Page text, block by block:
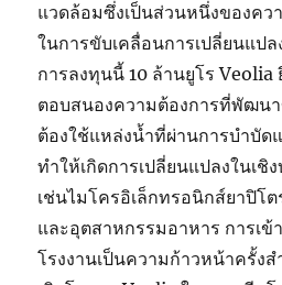
แวดล้อมซึ่งเป็นส่วนหนึ่งของค
ในการขับเคลื่อนการเปลี่ยนแปล
การลงทุนนี้ 10 ล้านยูโร
ตอบสนองความต้องการที่พัฒน
ต้องใช้แหล่งน้ำที่ผ่านการบำบัด
ทำให้เกิดการเปลี่ยนแปลงในเ
เช่นไมโครอิเล็กทรอนิกส์ยาปิโ
และอุตสาหกรรมอาหาร การเข้
โรงงานเป็นความก้าวหน้าครั้ง